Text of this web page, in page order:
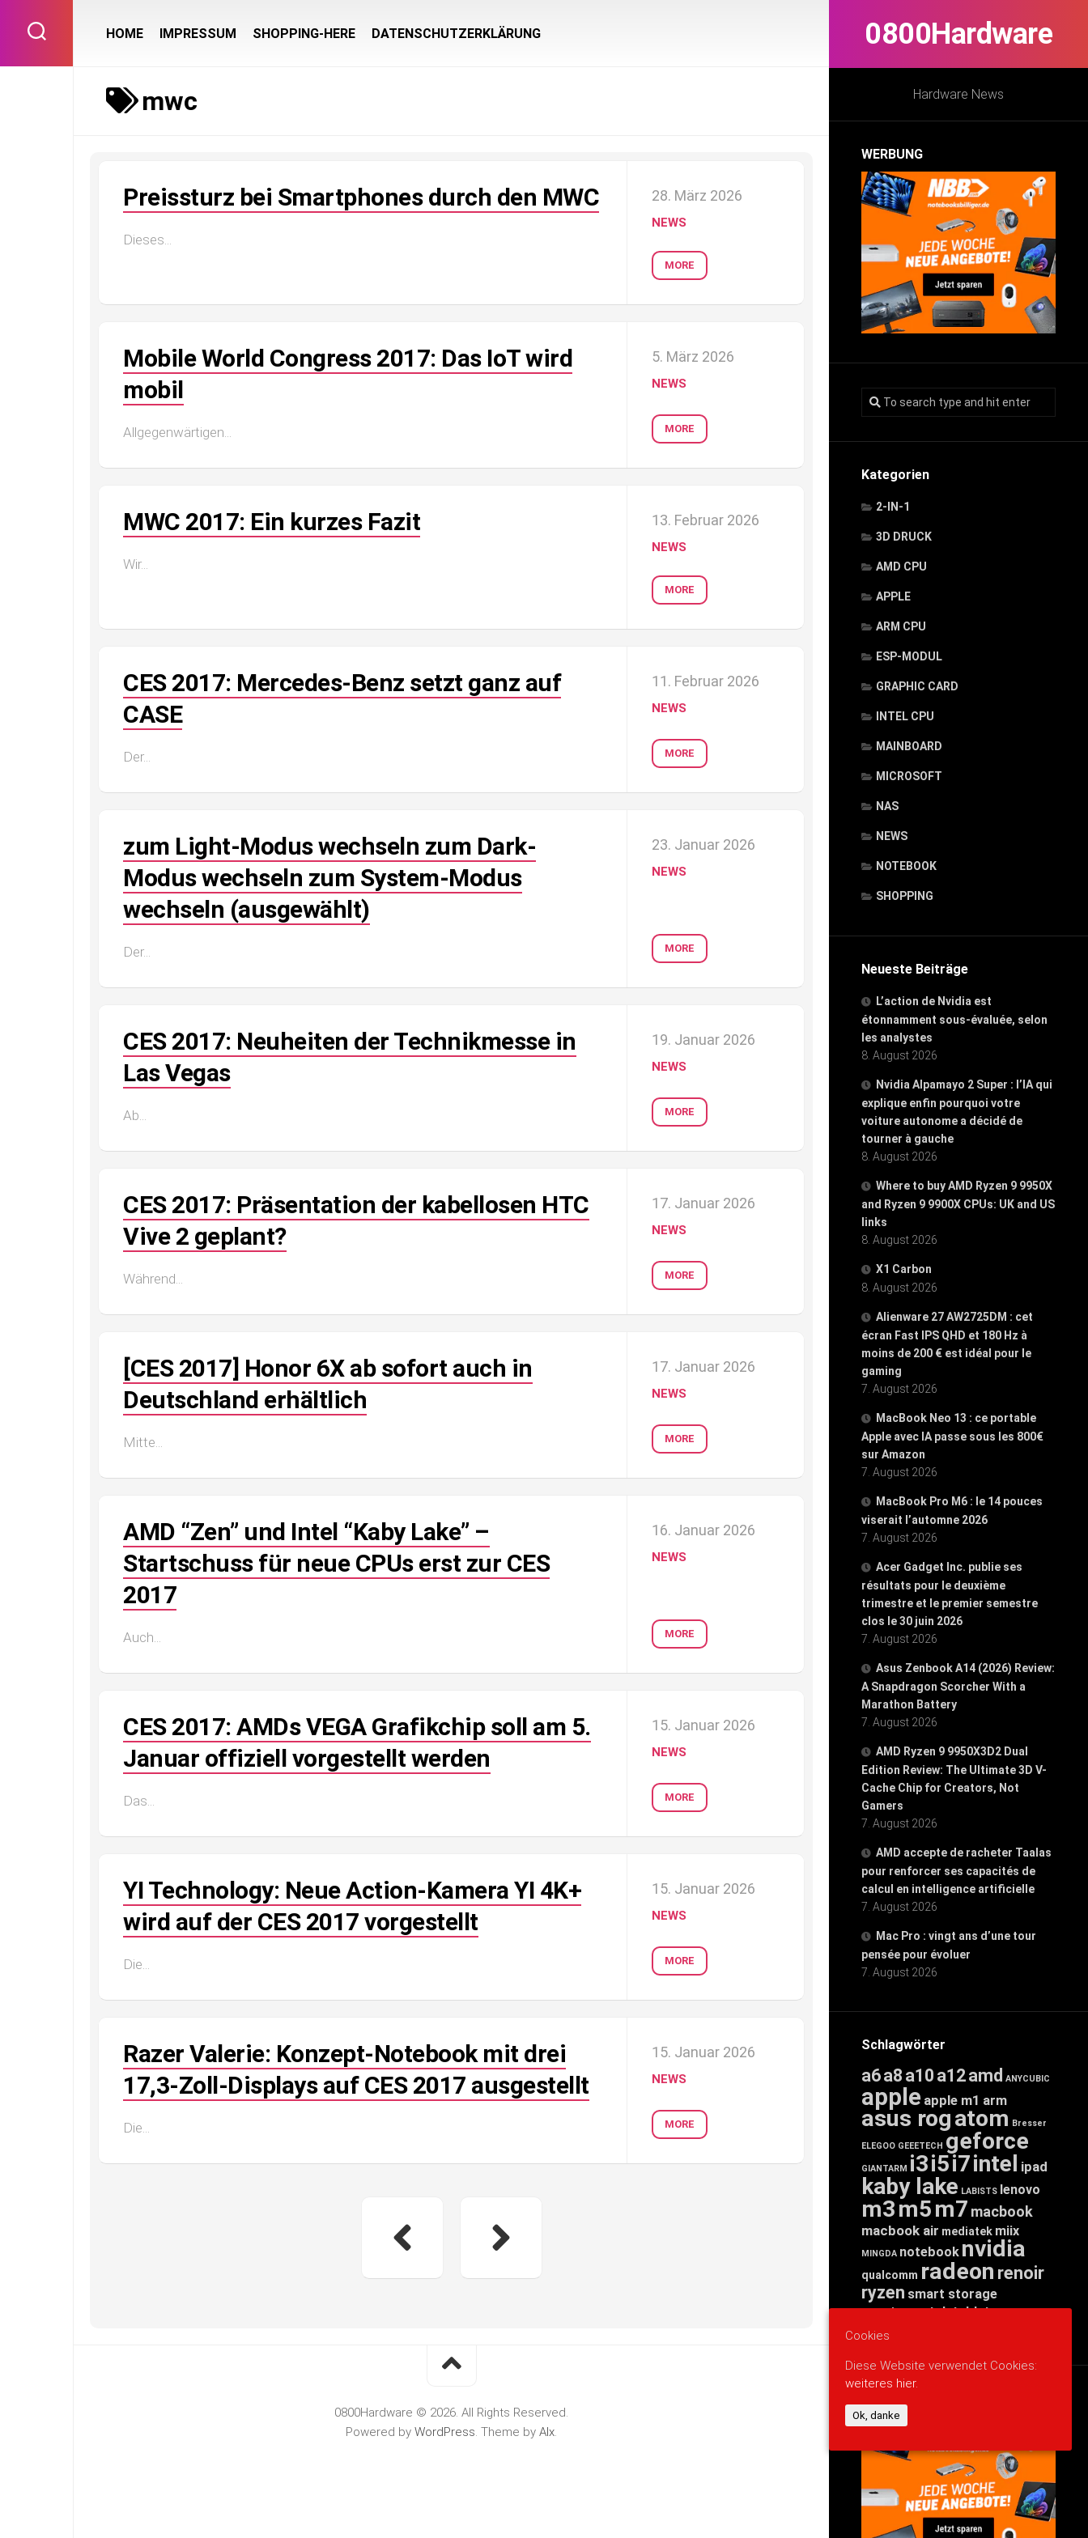
content
0800Hardware
Hardware News
WERBUNG
Kategorien
2-IN-1
3D DRUCK
AMD CPU
APPLE
ARM CPU
ESP-MODUL
GRAPHIC CARD
INTEL CPU
MAINBOARD
MICROSOFT
NAS
NEWS
NOTEBOOK
SHOPPING
Neueste Beiträge
L’action de Nvidia est
étonnamment sous-évaluée, selon
les analystes
8. August 2026
Nvidia Alpamayo 2 Super : l’IA qui
explique enfin pourquoi votre
voiture autonome a décidé de
tourner à gauche
8. August 2026
Where to buy AMD Ryzen 9 9950X
and Ryzen 9 9900X CPUs: UK and US
links
8. August 2026
X1 Carbon
8. August 2026
Alienware 27 AW2725DM : cet
écran Fast IPS QHD et 180 Hz à
moins de 200 € est idéal pour le
gaming
7. August 2026
MacBook Neo 13 : ce portable
Apple avec IA passe sous les 800€
sur Amazon
7. August 2026
MacBook Pro M6 : le 14 pouces
viserait l’automne 2026
7. August 2026
Acer Gadget Inc. publie ses
résultats pour le deuxième
trimestre et le premier semestre
clos le 30 juin 2026
7. August 2026
Asus Zenbook A14 (2026) Review:
A Snapdragon Scorcher With a
Marathon Battery
7. August 2026
AMD Ryzen 9 9950X3D2 Dual
Edition Review: The Ultimate 3D V-
Cache Chip for Creators, Not
Gamers
7. August 2026
AMD accepte de racheter Taalas
pour renforcer ses capacités de
calcul en intelligence artificielle
7. August 2026
Mac Pro : vingt ans d’une tour
pensée pour évoluer
7. August 2026
Schlagwörter
a6a8 a10 a12amd ANYCUBIC
apple apple m1 arm
asus rogatom Bresser
ELEGOO GEEETECH geforce
GIANTARM i3i5i7intel ipad
kaby lake LABISTS lenovo
m3m5m7 macbook
macbook air mediatek miix
MINGDA notebook nvidia
qualcomm radeon renoir
ryzen smart storage
snapdragontabtablet
threadripper
HOME IMPRESSUM SHOPPING-HERE DATENSCHUTZERKLÄRUNG
mwc
Preissturz bei Smartphones durch den MWC
Dieses...
28. März 2026
NEWS
MORE
Mobile World Congress 2017: Das IoT wird
mobil
Allgegenwärtigen...
5. März 2026
NEWS
MORE
MWC 2017: Ein kurzes Fazit
Wir...
13. Februar 2026
NEWS
MORE
CES 2017: Mercedes-Benz setzt ganz auf
CASE
Der...
11. Februar 2026
NEWS
MORE
zum Light-Modus wechseln zum Dark-
Modus wechseln zum System-Modus
wechseln (ausgewählt)
Der...
23. Januar 2026
NEWS
MORE
CES 2017: Neuheiten der Technikmesse in
Las Vegas
Ab...
19. Januar 2026
NEWS
MORE
CES 2017: Präsentation der kabellosen HTC
Vive 2 geplant?
Während...
17. Januar 2026
NEWS
MORE
[CES 2017] Honor 6X ab sofort auch in
Deutschland erhältlich
Mitte...
17. Januar 2026
NEWS
MORE
AMD “Zen” und Intel “Kaby Lake” –
Startschuss für neue CPUs erst zur CES
2017
Auch...
16. Januar 2026
NEWS
MORE
CES 2017: AMDs VEGA Grafikchip soll am 5.
Januar offiziell vorgestellt werden
Das...
15. Januar 2026
NEWS
MORE
YI Technology: Neue Action-Kamera YI 4K+
wird auf der CES 2017 vorgestellt
Die...
15. Januar 2026
NEWS
MORE
Razer Valerie: Konzept-Notebook mit drei
17,3-Zoll-Displays auf CES 2017 ausgestellt
Die...
15. Januar 2026
NEWS
MORE
0800Hardware © 2026. All Rights Reserved.
Powered by WordPress. Theme by Alx.
Cookies
Diese Website verwendet Cookies:
weiteres hier.
Ok, danke